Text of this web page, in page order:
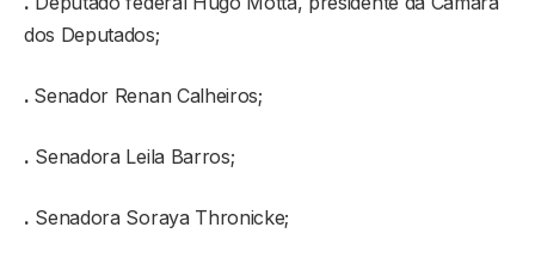
dos Deputados;
. Senador Renan Calheiros;
. Senadora Leila Barros;
. Senadora Soraya Thronicke;